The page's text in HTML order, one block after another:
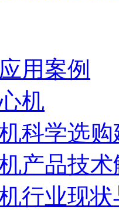
用案例
机
科学选购
产品技术
行业现